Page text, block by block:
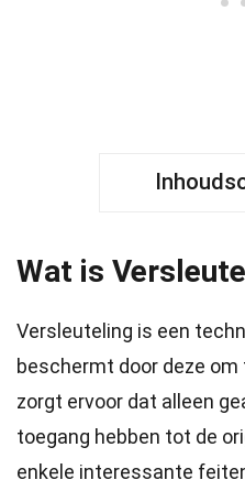
Wat is
Versleuteling is een
beschermt door deze
zorgt ervoor dat alleen
toegang hebben tot de
enkele interessante